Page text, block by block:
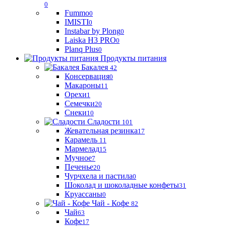
0
Fummo0
IMISTI0
Instabar by Plong0
Laiska H3 PRO0
Planq Plus0
Продукты питания
Бакалея 42
Консервация0
Макароны11
Орехи1
Семечки20
Снеки10
Сладости 101
Жевательная резинка17
Карамель 11
Мармелад15
Мучное7
Печенье20
Чурчхела и пастила0
Шоколад и шоколадные конфеты31
Круассаны0
Чай - Кофе 82
Чай63
Кофе17